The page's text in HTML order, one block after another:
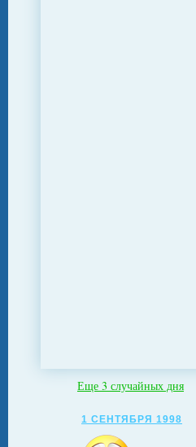
Еще 3 случайных дня
1 СЕНТЯБРЯ 1998